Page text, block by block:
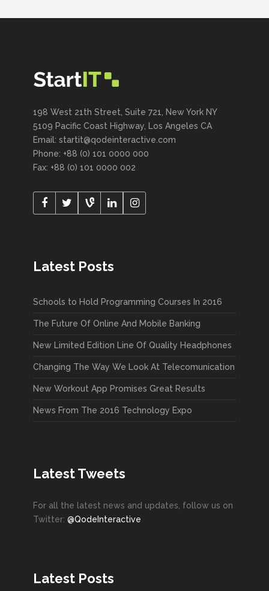
198 West 21th Street, Suite 721, New York NY
5109 Pacific Coast Highway, Los Angeles CA
Email: startit@qodeinteractive.com
Phone: +88 (0) 101 0000 000
Fax: +88 (0) 101 0000 002
Latest Posts
Schools to Hold Programming Courses In 2016
The Future Of Online And Mobile Banking
New Limited Edition Line Of Quality Headphones
Changing The Way We Look At Telecomunication
New Workout App Promises Great Results
News From The 2016 Technology Expo
Latest Tweets
For all the latest news and updates, follow us on
Twitter: @QodeInteractive
Latest Posts